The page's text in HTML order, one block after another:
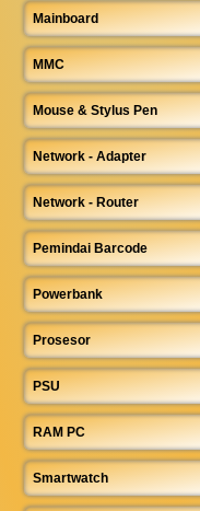
Mainboard
MMC
Mouse & Stylus Pen
Network - Adapter
Network - Router
Pemindai Barcode
Powerbank
Prosesor
PSU
RAM PC
Smartwatch